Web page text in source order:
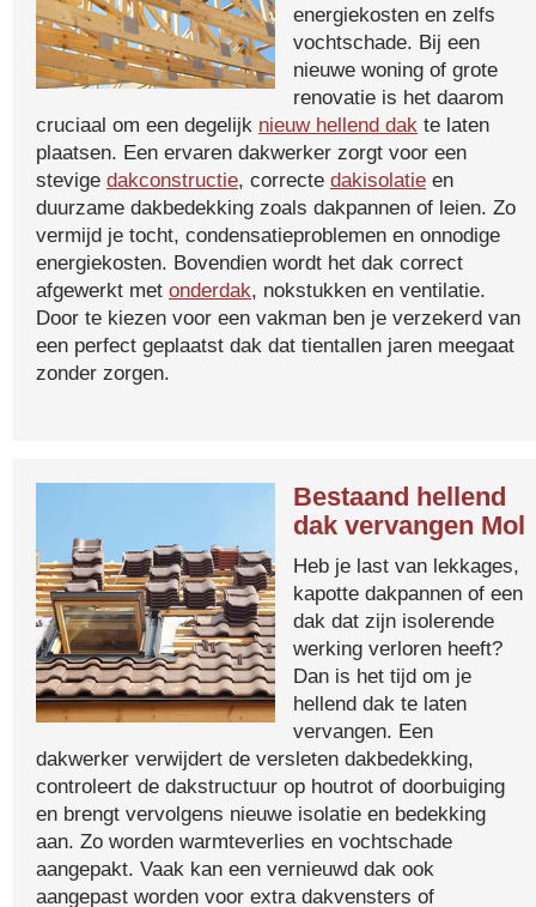
energiekosten en zelfs
vochtschade. Bij een
nieuwe woning of grote
renovatie is het daarom
cruciaal om een degelijk nieuw hellend dak te laten
plaatsen. Een ervaren dakwerker zorgt voor een
stevige dakconstructie, correcte dakisolatie en
duurzame dakbedekking zoals dakpannen of leien. Zo
vermijd je tocht, condensatieproblemen en onnodige
energiekosten. Bovendien wordt het dak correct
afgewerkt met onderdak, nokstukken en ventilatie.
Door te kiezen voor een vakman ben je verzekerd van
een perfect geplaatst dak dat tientallen jaren meegaat
zonder zorgen.
Bestaand hellend
dak vervangen Mol
Heb je last van lekkages,
kapotte dakpannen of een
dak dat zijn isolerende
werking verloren heeft?
Dan is het tijd om je
hellend dak te laten
vervangen. Een
dakwerker verwijdert de versleten dakbedekking,
controleert de dakstructuur op houtrot of doorbuiging
en brengt vervolgens nieuwe isolatie en bedekking
aan. Zo worden warmteverlies en vochtschade
aangepakt. Vaak kan een vernieuwd dak ook
aangepast worden voor extra dakvensters of